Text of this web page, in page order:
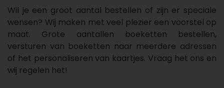
Wil je een groot aantal bestellen of zijn er speciale
wensen? Wij maken met veel plezier een voorstel op
maat. Grote aantallen boeketten bestellen,
versturen van boeketten naar meerdere adressen
of het personaliseren van kaartjes. Vraag het ons en
wij regelen het!